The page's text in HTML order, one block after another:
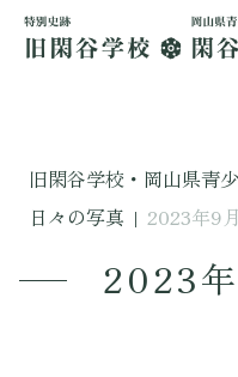
旧閑谷学校・岡山県青
日々の写真 | 2023年9
2023